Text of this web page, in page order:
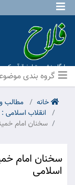
پایگاه نشر و تبلیغ قرآن
عترت منهاج عشق آباد ]
خانه
مطالب
انقلاب اسلامی
سخنان امام
سخنان امام
اسلامی